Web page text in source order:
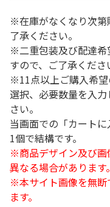
※在庫がなくなり次第
了承ください。
※二重包装及び配達希
すので、ご了承くださ
※11点以上ご購入希
選択、必要数量を入
さい。
当画面での「カート
1個で結構です。
※商品デザイン及び画
異なる場合があります。
※本サイト画像を無断
ます。